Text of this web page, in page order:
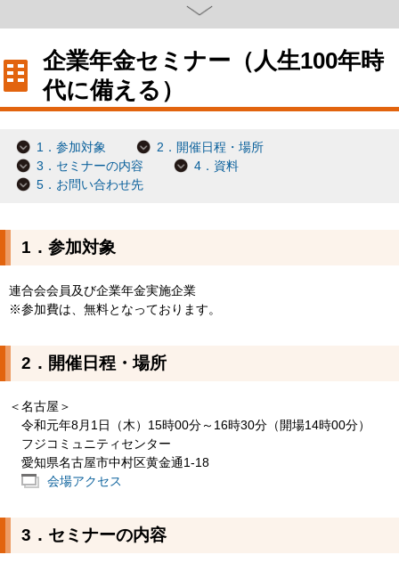
企業年金セミナー（人生100年時
代に備える）
1．参加対象
2．開催日程・場所
3．セミナーの内容
4．資料
5．お問い合わせ先
1．参加対象
連合会会員及び企業年金実施企業
※参加費は、無料となっております。
2．開催日程・場所
＜名古屋＞
令和元年8月1日（木）15時00分～16時30分（開場14時00分）
フジコミュニティセンター
愛知県名古屋市中村区黄金通1-18
会場アクセス
3．セミナーの内容